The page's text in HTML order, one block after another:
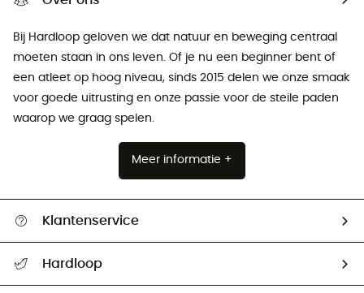
Bij Hardloop geloven we dat natuur en beweging centraal
moeten staan ​​in ons leven. Of je nu een beginner bent of
een atleet op hoog niveau, sinds 2015 delen we onze smaak
voor goede uitrusting en onze passie voor de steile paden
waarop we graag spelen.
Meer informatie +
Klantenservice
Mijn zending volgen
Hardloop